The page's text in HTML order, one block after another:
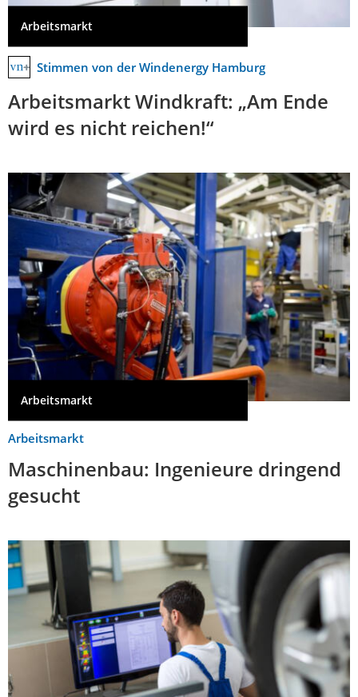
Arbeitsmarkt
Stimmen von der Windenergy Hamburg
Arbeitsmarkt Windkraft: „Am Ende
wird es nicht reichen!“
Arbeitsmarkt
Arbeitsmarkt
Maschinenbau: Ingenieure dringend
gesucht